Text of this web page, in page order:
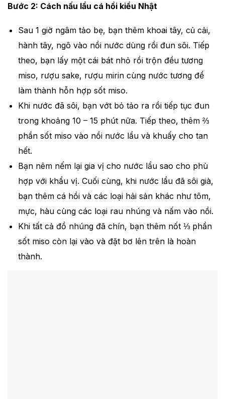
Bước 2: Cách nấu lẩu cá hồi kiểu Nhật
Sau 1 giờ ngâm tảo bẹ, bạn thêm khoai tây, củ cải,
hành tây, ngô vào nồi nước dùng rồi đun sôi. Tiếp
theo, bạn lấy một cái bát nhỏ rồi trộn đều tương
miso, rượu sake, rượu mirin cùng nước tương để
làm thành hỗn hợp sốt miso.
Khi nước đã sôi, bạn vớt bỏ tảo ra rồi tiếp tục đun
trong khoảng 10 – 15 phút nữa. Tiếp theo, thêm ⅔
phần sốt miso vào nồi nước lẩu và khuấy cho tan
hết.
Bạn nêm nếm lại gia vị cho nước lẩu sao cho phù
hợp với khẩu vị. Cuối cùng, khi nước lẩu đã sôi già,
bạn thêm cá hồi và các loại hải sản khác như tôm,
mực, hàu cùng các loại rau nhúng và nấm vào nồi.
Khi tất cả đồ nhúng đã chín, bạn thêm nốt ⅓ phần
sốt miso còn lại vào và đặt bơ lên trên là hoàn
thành.